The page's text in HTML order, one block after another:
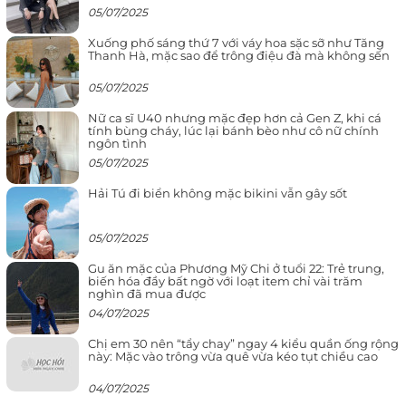
05/07/2025
Xuống phố sáng thứ 7 với váy hoa sặc sỡ như Tăng
Thanh Hà, mặc sao để trông điệu đà mà không sến
05/07/2025
Nữ ca sĩ U40 nhưng mặc đẹp hơn cả Gen Z, khi cá
tính bùng cháy, lúc lại bánh bèo như cô nữ chính
ngôn tình
05/07/2025
Hải Tú đi biển không mặc bikini vẫn gây sốt
05/07/2025
Gu ăn mặc của Phương Mỹ Chi ở tuổi 22: Trẻ trung,
biến hóa đầy bất ngờ với loạt item chỉ vài trăm
nghìn đã mua được
04/07/2025
Chị em 30 nên “tẩy chay” ngay 4 kiểu quần ống rộng
này: Mặc vào trông vừa quê vừa kéo tụt chiều cao
04/07/2025